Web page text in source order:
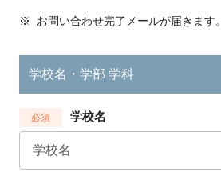
※ お問い合わせ完了メールが届きます。
学校名・学部 学科
必須 学校名